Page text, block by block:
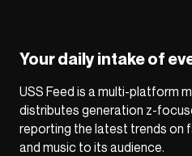
Your daily intake of
USS Feed is a multi-platform
distributes generation z-
reporting the latest trends on
and music to its audience.